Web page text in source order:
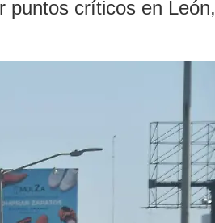
puntos críticos en León,